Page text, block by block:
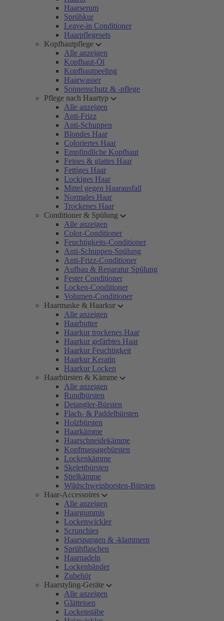
Haarserum
Sprühkur
Leave-in Conditioner
Haarpflegesets
Kopfhautpflege
Alle anzeigen
Kopfhaut-Öl
Kopfhautpeeling
Haarwasser
Sonnenschutz & -pflege
Pflege nach Haartyp
Alle anzeigen
Anti-Frizz
Anti-Schuppen
Blondes Haar
Coloriertes Haar
Empfindliche Kopfhaut
Feines & glattes Haar
Fettiges Haar
Lockiges Haar
Mittel gegen Haarausfall
Normales Haar
Trockenes Haar
Conditioner & Spülung
Alle anzeigen
Color-Conditioner
Feuchtigkeits-Conditioner
Anti-Schuppen-Spülung
Anti-Frizz-Conditioner
Aufbau & Reparatur Spülung
Fester Conditioner
Locken-Conditioner
Volumen-Conditioner
Haarmaske & Haarkur
Alle anzeigen
Haarbutter
Haarkur trockenes Haar
Haarkur gefärbtes Haar
Haarkur Feuchtigkeit
Haarkur Keratin
Haarkur Locken
Haarbürsten & Kämme
Alle anzeigen
Rundbürsten
Detangler-Bürsten
Flach- & Paddelbürsten
Holzbürsten
Haarkämme
Haarschneidekämme
Kopfmassagebürsten
Lockenkämme
Skelettbürsten
Stielkämme
Wildschweinborsten-Bürsten
Haar-Accessoires
Alle anzeigen
Haargummis
Lockenwickler
Scrunchies
Haarspangen & -klammern
Sprühflaschen
Haarnadeln
Lockenbänder
Zubehör
Haarstyling-Geräte
Alle anzeigen
Glätteisen
Lockenstäbe